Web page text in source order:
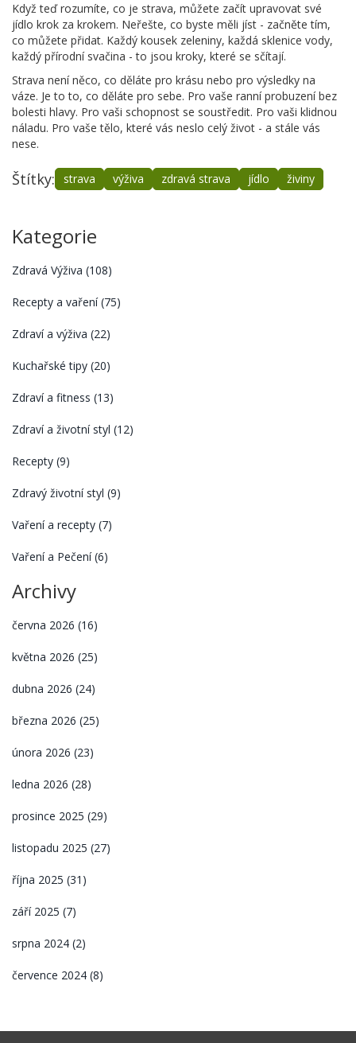
Když teď rozumíte, co je strava, můžete začít upravovat své
jídlo krok za krokem. Neřešte, co byste měli jíst - začněte tím,
co můžete přidat. Každý kousek zeleniny, každá sklenice vody,
každý přírodní svačina - to jsou kroky, které se sčítají.
Strava není něco, co děláte pro krásu nebo pro výsledky na
váze. Je to to, co děláte pro sebe. Pro vaše ranní probuzení bez
bolesti hlavy. Pro vaši schopnost se soustředit. Pro vaši klidnou
náladu. Pro vaše tělo, které vás neslo celý život - a stále vás
nese.
Štítky: strava výživa zdravá strava jídlo živiny
Kategorie
Zdravá Výživa (108)
Recepty a vaření(75)
Zdraví a výživa (22)
Kuchařské tipy (20)
Zdraví a fitness (13)
Zdraví a životní styl (12)
Recepty (9)
Zdravý životní styl (9)
Vaření a recepty (7)
Vaření a Pečení(6)
Archivy
června 2026 (16)
května 2026 (25)
dubna 2026 (24)
března 2026 (25)
února 2026 (23)
ledna 2026 (28)
prosince 2025 (29)
listopadu 2025 (27)
října 2025 (31)
září 2025 (7)
srpna 2024 (2)
července 2024 (8)